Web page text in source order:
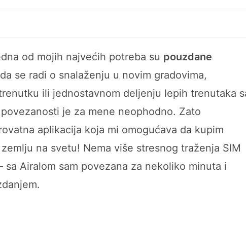
od mojih najvećih potreba su pouzdane
se radi o snalaženju u novim gradovima,
ili jednostavnom deljenju lepih trenutaka
je za mene neophodno. Zato
aplikacija koja mi omogućava da kupim
na svetu! Nema više stresnog traženja SIM
Airalom sam povezana za nekoliko minuta i